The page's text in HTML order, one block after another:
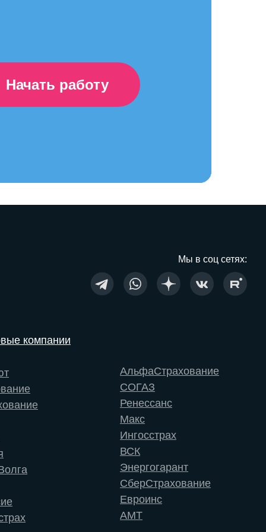
Начать работу
Мы в соц сетях:
АльфаСтрахование
СОГАЗ
Ренессанс
Макс
Ингосстрах
ВСК
Энергогарант
СберСтрахование
Евроинс
АМТ
компании